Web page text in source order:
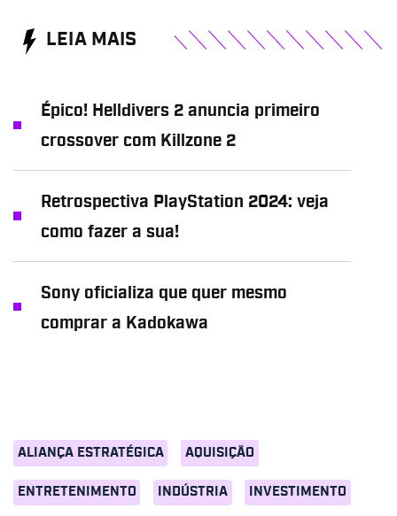
ALIANÇA ESTRATÉGICA AQUISIÇÃO
ENTRETENIMENTO INDÚSTRIA INVESTIMENTO
LEIA MAIS
Épico! Helldivers 2 anuncia primeiro
crossover com Killzone 2
Retrospectiva PlayStation 2024: veja
como fazer a sua!
Sony oficializa que quer mesmo
comprar a Kadokawa